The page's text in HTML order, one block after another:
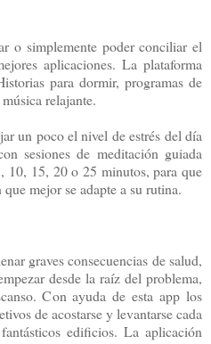
o simplemente poder conciliar el
aplicaciones. La plataforma
para dormir, programas de
relajante.
un poco el nivel de estrés del día
sesiones de meditación guiada
10, 15, 20 o 25 minutos, para que
mejor se adapte a su rutina.
graves consecuencias de salud,
desde la raíz del problema,
Con ayuda de esta app los
de acostarse y levantarse cada
edificios. La aplicación